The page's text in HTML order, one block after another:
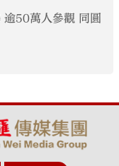
50萬人參觀 同圓